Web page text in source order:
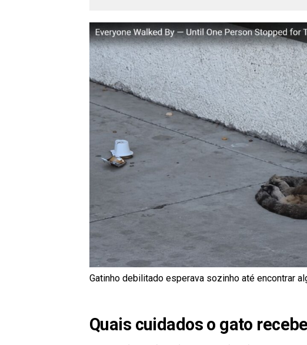
Gatinho debilitado esperava sozinho até encontrar
Quais cuidados o gato